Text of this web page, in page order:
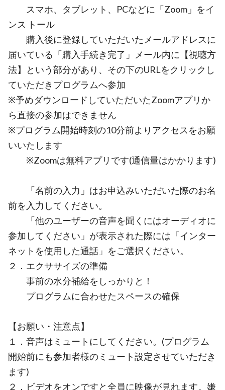
スマホ、タブレット、PCなどに「Zoom」をイ
ンス トール
購入後に登録していただいたメールアドレスに
届いている「購入手続き完了」メール内に【視聴方
法】という部分があり、その下のURLをクリックし
ていただきプログラムへ参加
※予めダウンロードしていただいたZoomアプリか
ら直接の参加はできません
※プログラム開始時刻の10分前よりアクセスをお願
いいたします
※Zoomは無料アプリです(通信量はかかります)
「名前の入力」はお申込みいただいた際のお名
前を入力してください。
「他のユーザーの音声を聞くにはオーディオに
参加してください」が表示された際には「インター
ネットを使用した通話」をご選択ください。
２．エクササイズの準備
事前の水分補給をしっかりと！
プログラムに合わせたスペースの確保
【お願い・注意点】
１．音声はミュートにしてください。(プログラム
開始前にも参加者様のミュート設定させていただき
ます)
２．ビデオをオンですと全員に映像が見れます。嫌